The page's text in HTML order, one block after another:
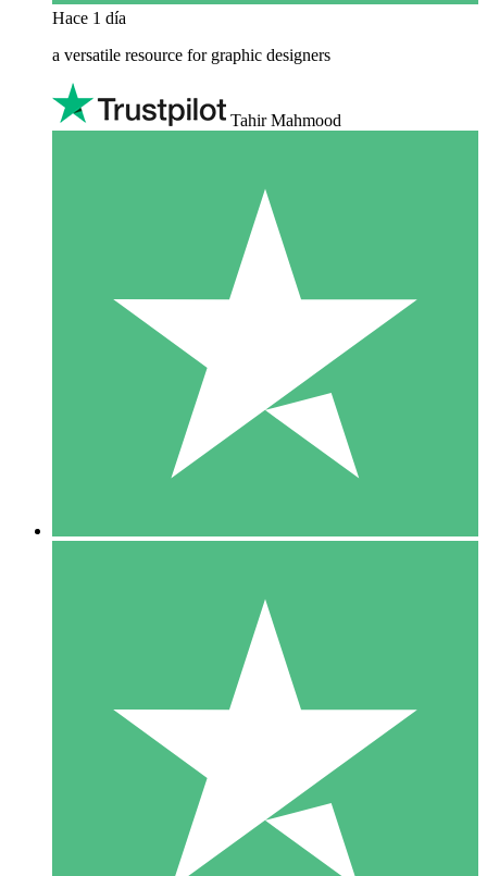
Hace 1 día
a versatile resource for graphic designers
Tahir Mahmood